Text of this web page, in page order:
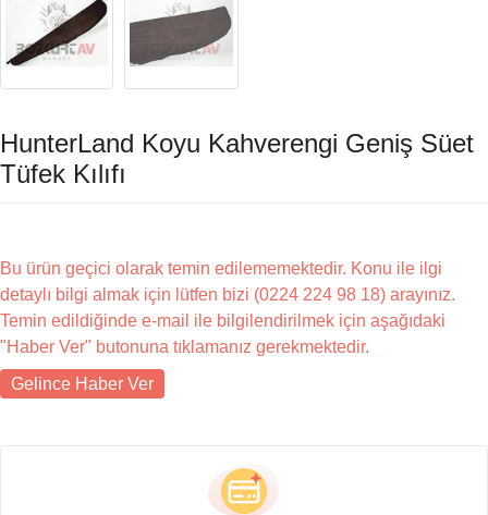
HunterLand Koyu Kahverengi Geniş Süet
Tüfek Kılıfı
Bu ürün geçici olarak temin edilememektedir. Konu ile ilgi
detaylı bilgi almak için lütfen bizi (0224 224 98 18) arayınız.
Temin edildiğinde e-mail ile bilgilendirilmek için aşağıdaki
"Haber Ver" butonuna tıklamanız gerekmektedir.
Gelince Haber Ver